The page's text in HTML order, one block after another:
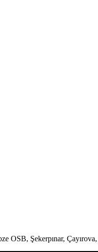
OSB, Şekerpınar,